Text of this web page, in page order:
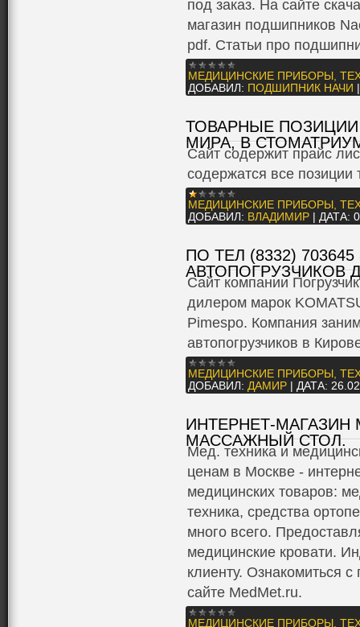
под заказ. На сайте
магазин подшипников
pdf. Статьи про
МЕДИЦИНСКИЕ ПРИБОРЫ,
ДОБАВИЛ: ПОДШИПНИК НАЧИ
ТОВАРНЫЕ
МИРА, В
Сайт содержит прайс
содержатся все
МЕДИЦИНСКИЕ ПРИБОРЫ,
ДОБАВИЛ: ВЛАДИМИР ДАТА:
ПО ТЕЛ (8332)
АВТОПОГРУЗЧИКОВ
Сайт компании
дилером марок
Pimespo. Компания
автопогрузчиков в
МЕДИЦИНСКИЕ ПРИБОРЫ,
ДОБАВИЛ: ДАМИР ДАТА:
ИНТЕРНЕТ-МАГАЗИН
МАССАЖНЫЙ СТОЛ.
Мед. техника и
ценам в Москве -
медицинских товаров:
техника, средства
много всего.
медицинские кровати.
клиенту. Ознакомиться
сайте MedMet.ru.
МЕДИЦИНСКИЕ ПРИБОРЫ,